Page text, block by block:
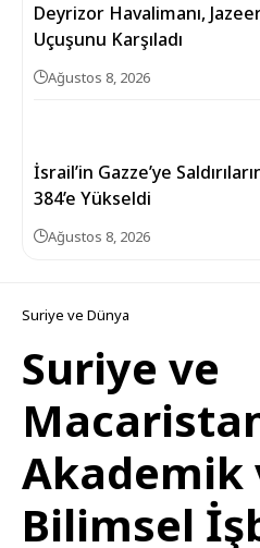
Deyrizor Havalimanı,
Uçuşunu Karşıladı
Ağustos 8, 2026
İsrail’in Gazze’ye
384’e Yükseldi
Ağustos 8, 2026
Suriye ve Dünya
Suriye ve
Akademik
Bilimsel